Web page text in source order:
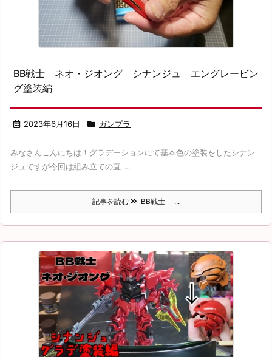
BB戦士 ネオ・ジオング シナンジュ エングレービン
グ塗装編
2023年6月16日 ガンプラ
みなさんこんにちは！グラデーションにて基本色の塗装をしたシナン
ジュですが今回は組み立ての直 ...
記事を読む BB戦士 ...